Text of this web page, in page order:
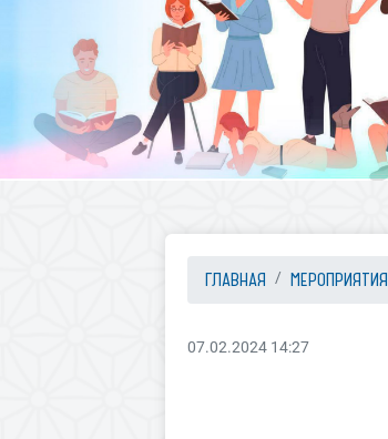
ГЛАВНАЯ МЕРОПРИЯТИЯ
07.02.2024 14:27